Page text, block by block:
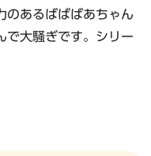
のあるばばばあちゃん
で大騒ぎです。シリー